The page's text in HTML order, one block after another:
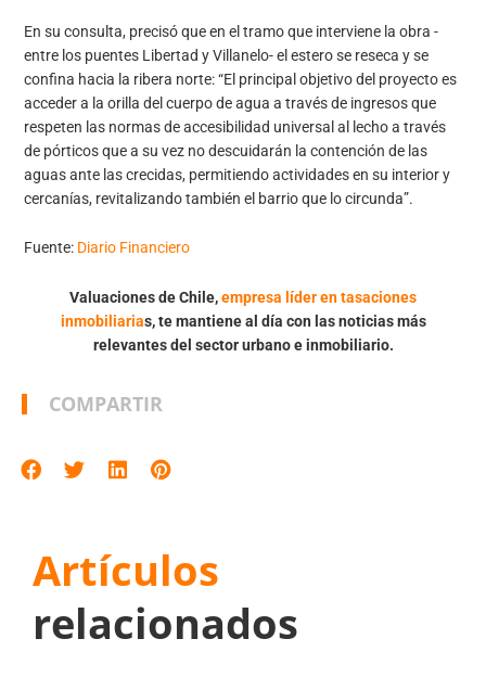
En su consulta, precisó que en el tramo que interviene la obra -
entre los puentes Libertad y Villanelo- el estero se reseca y se
confina hacia la ribera norte: “El principal objetivo del proyecto es
acceder a la orilla del cuerpo de agua a través de ingresos que
respeten las normas de accesibilidad universal al lecho a través
de pórticos que a su vez no descuidarán la contención de las
aguas ante las crecidas, permitiendo actividades en su interior y
cercanías, revitalizando también el barrio que lo circunda”.
Fuente: Diario Financiero
Valuaciones de Chile,empresa líder en tasaciones
inmobiliarias, te mantiene al día con las noticias más
relevantes del sector urbano e inmobiliario.
COMPARTIR
Artículos
relacionados